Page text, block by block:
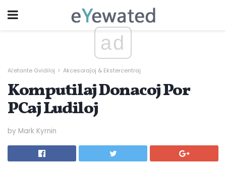
ad
Aĉetante Gvidiloj Akcesoraĵoj & Ekstercentraj
Komputilaj Donacoj Por
PCaj Ludiloj
by Mark Kyrnin